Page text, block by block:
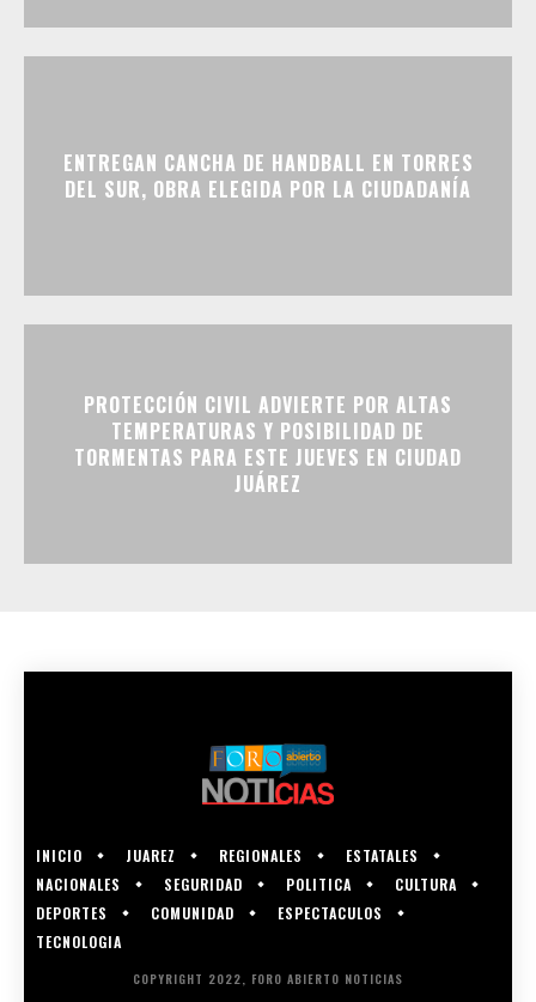
ENTREGAN CANCHA DE HANDBALL EN TORRES
DEL SUR, OBRA ELEGIDA POR LA CIUDADANÍA
PROTECCIÓN CIVIL ADVIERTE POR ALTAS
TEMPERATURAS Y POSIBILIDAD DE
TORMENTAS PARA ESTE JUEVES EN CIUDAD
JUÁREZ
INICIO JUAREZ REGIONALES
ESTATALES
NACIONALES
SEGURIDAD POLITICA
CULTURA
DEPORTES
COMUNIDAD
ESPECTACULOS
TECNOLOGIA
COPYRIGHT 2022, FORO ABIERTO NOTICIAS